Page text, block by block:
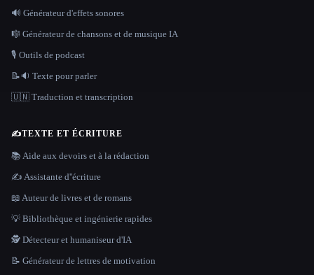
🔊 Générateur d'effets sonores
🎼 Générateur de chansons et de musique IA
🎙️ Outils de podcast
📝🔉 Texte pour parler
🇺🇳 Traduction et transcription
✍️TEXTE ET ÉCRITURE
📚 Aide aux devoirs et à la rédaction
✍️ Assistante d''écriture
📖 Auteur de livres et de romans
💡 Bibliothèque et ingénierie rapides
🕵️ Détecteur et humaniseur d'IA
📝 Générateur de lettres de motivation